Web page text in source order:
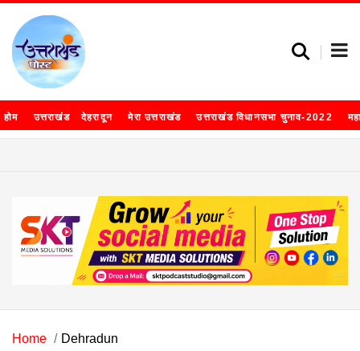
होम उत्तराखंड देहरादून मेरा उत्तराखंड उत्तराखंड विधानसभा चुनाव-2022
Home Dehradun